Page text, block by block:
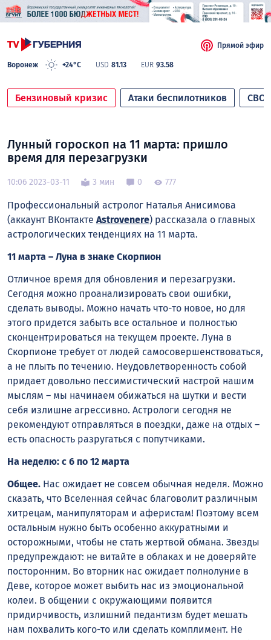
Воронеж +24°C USD 81.13 EUR 93.58
Прямой эфир
Бензиновый кризис Атаки беспилотников СВО
Лунный гороскоп на 11 марта: пришло
время для перезагрузки
10:06 2023-03-11 3 мин 0 777
Профессиональный астролог Наталья Анисимова
(аккаунт ВКонтакте Astrovenere) рассказала о главных
астрологических тенденциях нa 11 марта.
11 марта – Луна в знаке Скорпион
Отличное время для обновления и перезагрузки.
Сегодня можно проанализировать свои ошибки,
сделать выводы. Можно начать что-то новое, но для
этого придется забыть все остальное и полностью
сконцентрироваться на текущем проекте. Луна в
Скорпионе требует от людей самосовершенствоваться,
а не плыть по течению. Неудовлетворенность собой
придает довольно пессимистический настрой нашим
мыслям – мы начинаем обижаться на шутки и вести
себя излишне агрессивно. Астрологи сегодня не
рекомендуют отправляться в поездки, даже на отдых –
есть опасность разругаться с попутчиками.
На неделю: с 6 по 12 марта
Общее. Нас ожидает не совсем обычная неделя. Можно
сказать, что Вселенная сейчас благоволит различным
хитрецам, манипуляторам и аферистам! Поэтому всем
остальным нужно быть особенно аккуратными и
осторожными, чтобы не стать жертвой обмана. Звезды
предупреждают: не витайте в облаках и не доверяйте
посторонним. Во вторник нас ожидает полнолуние в
Деве, которое может выбить нас из эмоциональной
колеи. В общении с окружающими появится
придирчивость, излишний педантизм будет мешать
нам похвалить кого-то или сделать комплимент. Не